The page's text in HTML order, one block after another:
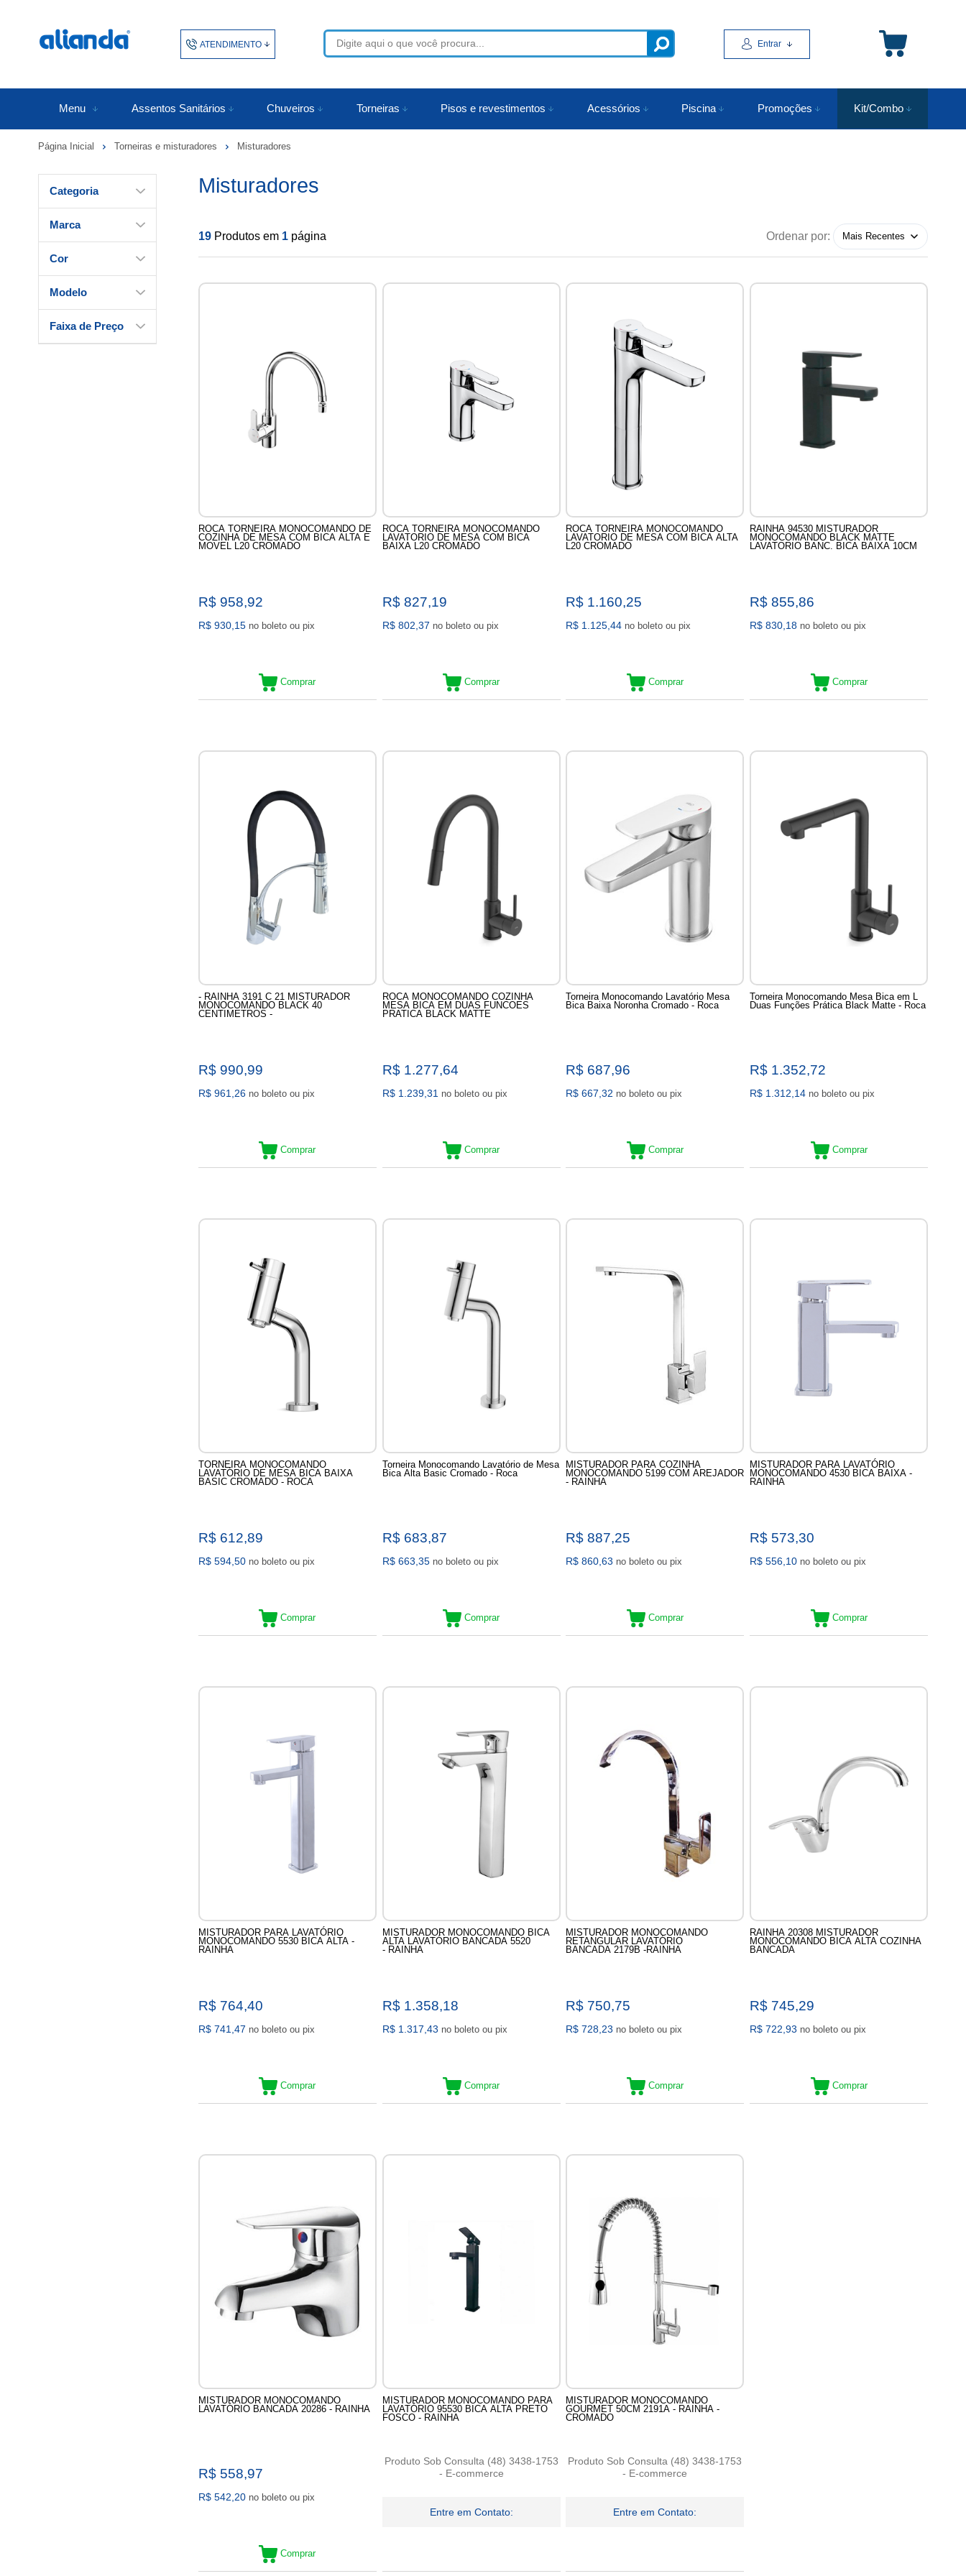
ATENDIMENTO
4834381753
atendimento@alianda.com.br
Entrar
Menu Assentos Sanitários Chuveiros Torneiras Pisos e revestimentos Acessórios Piscina Promoções Kit/Combo
Página Inicial Torneiras e misturadores Misturadores
Categoria
Marca
Cor
Modelo
Faixa de Preço
Misturadores
19 Produtos em 1 página Ordenar por:
ROCA TORNEIRA MONOCOMANDO DE
COZINHA DE MESA COM BICA ALTA E
MOVEL L20 CROMADO
R$ 958,92
R$ 930,15 no boleto ou pix
Comprar
ROCA TORNEIRA MONOCOMANDO
LAVATORIO DE MESA COM BICA
BAIXA L20 CROMADO
R$ 827,19
R$ 802,37 no boleto ou pix
Comprar
ROCA TORNEIRA MONOCOMANDO
LAVATORIO DE MESA COM BICA ALTA
L20 CROMADO
R$ 1.160,25
R$ 1.125,44 no boleto ou pix
Comprar
RAINHA 94530 MISTURADOR
MONOCOMANDO BLACK MATTE
LAVATORIO BANC. BICA BAIXA 10CM
R$ 855,86
R$ 830,18 no boleto ou pix
Comprar
- RAINHA 3191 C 21 MISTURADOR
MONOCOMANDO BLACK 40
CENTIMETROS -
R$ 990,99
R$ 961,26 no boleto ou pix
Comprar
ROCA MONOCOMANDO COZINHA
MESA BICA EM DUAS FUNCOES
PRATICA BLACK MATTE
R$ 1.277,64
R$ 1.239,31 no boleto ou pix
Comprar
Torneira Monocomando Lavatório Mesa
Bica Baixa Noronha Cromado - Roca
R$ 687,96
R$ 667,32 no boleto ou pix
Comprar
Torneira Monocomando Mesa Bica em L
Duas Funções Prática Black Matte - Roca
R$ 1.352,72
R$ 1.312,14 no boleto ou pix
Comprar
TORNEIRA MONOCOMANDO
LAVATÓRIO DE MESA BICA BAIXA
BASIC CROMADO - ROCA
R$ 612,89
R$ 594,50 no boleto ou pix
Comprar
Torneira Monocomando Lavatório de Mesa
Bica Alta Basic Cromado - Roca
R$ 683,87
R$ 663,35 no boleto ou pix
Comprar
MISTURADOR PARA COZINHA
MONOCOMANDO 5199 COM AREJADOR
- RAINHA
R$ 887,25
R$ 860,63 no boleto ou pix
Comprar
MISTURADOR PARA LAVATÓRIO
MONOCOMANDO 4530 BICA BAIXA -
RAINHA
R$ 573,30
R$ 556,10 no boleto ou pix
Comprar
MISTURADOR PARA LAVATÓRIO
MONOCOMANDO 5530 BICA ALTA -
RAINHA
R$ 764,40
R$ 741,47 no boleto ou pix
Comprar
MISTURADOR MONOCOMANDO BICA
ALTA LAVATÓRIO BANCADA 5520
- RAINHA
R$ 1.358,18
R$ 1.317,43 no boleto ou pix
Comprar
MISTURADOR MONOCOMANDO
RETANGULAR LAVATÓRIO
BANCADA 2179B -RAINHA
R$ 750,75
R$ 728,23 no boleto ou pix
Comprar
RAINHA 20308 MISTURADOR
MONOCOMANDO BICA ALTA COZINHA
BANCADA
R$ 745,29
R$ 722,93 no boleto ou pix
Comprar
MISTURADOR MONOCOMANDO
LAVATÓRIO BANCADA 20286 - RAINHA
R$ 558,97
R$ 542,20 no boleto ou pix
Comprar
MISTURADOR MONOCOMANDO PARA
LAVATÓRIO 95530 BICA ALTA PRETO
FOSCO - RAINHA
Produto Sob Consulta (48) 3438-1753
- E-commerce
Entre em Contato:
MISTURADOR MONOCOMANDO
GOURMET 50CM 2191A - RAINHA -
CROMADO
Produto Sob Consulta (48) 3438-1753
- E-commerce
Entre em Contato: